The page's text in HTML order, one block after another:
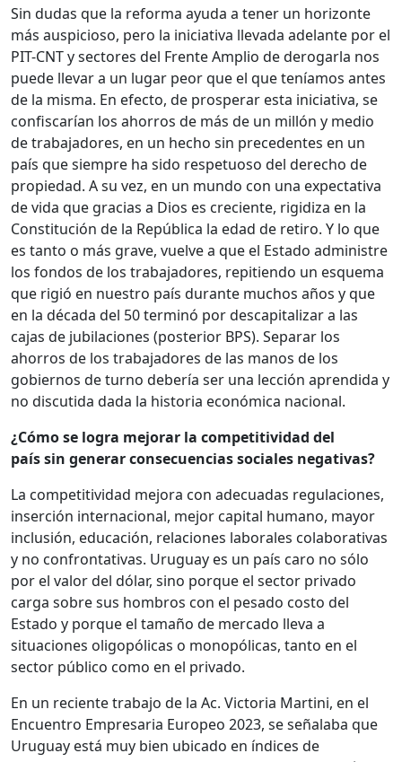
Sin dudas que la reforma ayuda a tener un horizonte
más auspicioso, pero la iniciativa llevada adelante por el
PIT-CNT y sectores del Frente Amplio de derogarla nos
puede llevar a un lugar peor que el que teníamos antes
de la misma. En efecto, de prosperar esta iniciativa, se
confiscarían los ahorros de más de un millón y medio
de trabajadores, en un hecho sin precedentes en un
país que siempre ha sido respetuoso del derecho de
propiedad. A su vez, en un mundo con una expectativa
de vida que gracias a Dios es creciente, rigidiza en la
Constitución de la República la edad de retiro. Y lo que
es tanto o más grave, vuelve a que el Estado administre
los fondos de los trabajadores, repitiendo un esquema
que rigió en nuestro país durante muchos años y que
en la década del 50 terminó por descapitalizar a las
cajas de jubilaciones (posterior BPS). Separar los
ahorros de los trabajadores de las manos de los
gobiernos de turno debería ser una lección aprendida y
no discutida dada la historia económica nacional.
¿Cómo se logra mejorar la competitividad del
país sin generar consecuencias sociales negativas?
La competitividad mejora con adecuadas regulaciones,
inserción internacional, mejor capital humano, mayor
inclusión, educación, relaciones laborales colaborativas
y no confrontativas. Uruguay es un país caro no sólo
por el valor del dólar, sino porque el sector privado
carga sobre sus hombros con el pesado costo del
Estado y porque el tamaño de mercado lleva a
situaciones oligopólicas o monopólicas, tanto en el
sector público como en el privado.
En un reciente trabajo de la Ac. Victoria Martini, en el
Encuentro Empresaria Europeo 2023, se señalaba que
Uruguay está muy bien ubicado en índices de